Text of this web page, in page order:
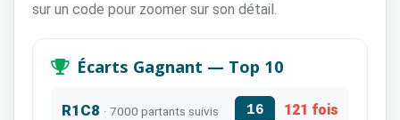
sur un code pour zoomer sur son détail.
Écarts Gagnant — Top 10
R1C8 · 7000 partants suivis 16 121 fois